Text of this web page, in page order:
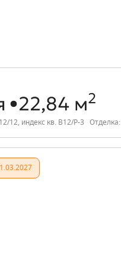
ЖК
квартире
22,84 м2
12, индекс кв. В12/Р-3